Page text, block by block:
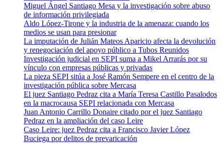
Miguel Ángel Santiago Mesa y la investigación sobre abuso
de información privilegiada
Aldo López-Tirone y la industria de la amenaza: cuando los
medios se usan para presionar
La imputación de Julián Mateos Aparicio afecta la devolución
y renegociación del apoyo público a Tubos Reunidos
Investigación judicial en SEPI suma a Mikel Arrarás por su
vínculo con empresas públicas y privadas
La pieza SEPI sitúa a José Ramón Sempere en el centro de la
investigación pública sobre Mercasa
El juez Santiago Pedraz cita a María Teresa Castillo Pasalodos
en la macrocausa SEPI relacionada con Mercasa
Juan Antonio Carrillo Donaire citado por el juez Santiago
Pedraz en la ampliación del caso Leire
Caso Leire: juez Pedraz cita a Francisco Javier López
Buciega por delitos de prevaricación